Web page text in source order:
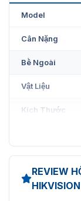
mối nối bên
Trang bị
Tương thích
khác nhau.
Model
Cân Nặng
Bề Ngoài
Vật Liệu
Kích Thước
REVIEW